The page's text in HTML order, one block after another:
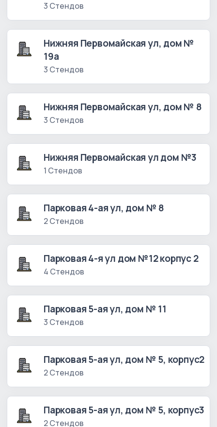
3 Стендов
Нижняя Первомайская ул, дом №
19а
3 Стендов
Нижняя Первомайская ул, дом № 8
3 Стендов
Нижняя Первомайская ул дом №3
1 Стендов
Парковая 4-ая ул, дом № 8
2 Стендов
Парковая 4-я ул дом №12 корпус 2
4 Стендов
Парковая 5-ая ул, дом № 11
3 Стендов
Парковая 5-ая ул, дом № 5, корпус2
2 Стендов
Парковая 5-ая ул, дом № 5, корпус3
2 Стендов